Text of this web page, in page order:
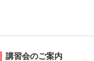
講習会のご案内